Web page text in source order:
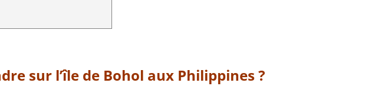
sur l’île de Bohol aux Philippines ?